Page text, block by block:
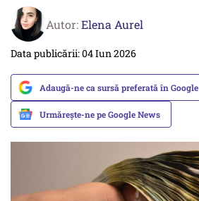
Autor:Elena Aurel
Data publicării: 04 Iun 2026
Adaugă-ne ca sursă preferată în Google
Urmărește-ne pe Google News